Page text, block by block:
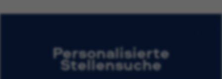
Personalisierte
Stellensuche